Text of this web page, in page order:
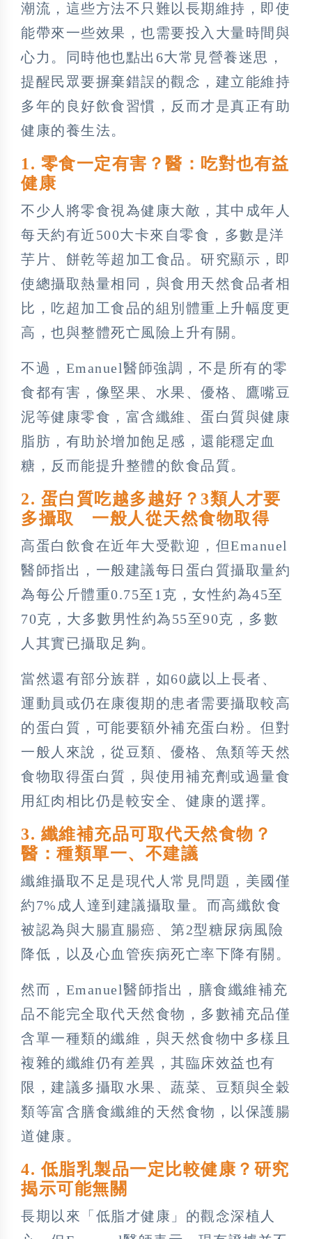
潮流，這些方法不只難以長期維持，即使
能帶來一些效果，也需要投入大量時間與
心力。同時他也點出6大常見營養迷思，
提醒民眾要摒棄錯誤的觀念，建立能維持
多年的良好飲食習慣，反而才是真正有助
健康的養生法。
1. 零食一定有害？醫：吃對也有益
健康
不少人將零食視為健康大敵，其中成年人
每天約有近500大卡來自零食，多數是洋
芋片、餅乾等超加工食品。研究顯示，即
使總攝取熱量相同，與食用天然食品者相
比，吃超加工食品的組別體重上升幅度更
高，也與整體死亡風險上升有關。
不過，Emanuel醫師強調，不是所有的零
食都有害，像堅果、水果、優格、鷹嘴豆
泥等健康零食，富含纖維、蛋白質與健康
脂肪，有助於增加飽足感，還能穩定血
糖，反而能提升整體的飲食品質。
2. 蛋白質吃越多越好？3類人才要
多攝取 一般人從天然食物取得
高蛋白飲食在近年大受歡迎，但Emanuel
醫師指出，一般建議每日蛋白質攝取量約
為每公斤體重0.75至1克，女性約為45至
70克，大多數男性約為55至90克，多數
人其實已攝取足夠。
當然還有部分族群，如60歲以上長者、
運動員或仍在康復期的患者需要攝取較高
的蛋白質，可能要額外補充蛋白粉。但對
一般人來說，從豆類、優格、魚類等天然
食物取得蛋白質，與使用補充劑或過量食
用紅肉相比仍是較安全、健康的選擇。
3. 纖維補充品可取代天然食物？
醫：種類單一、不建議
纖維攝取不足是現代人常見問題，美國僅
約7%成人達到建議攝取量。而高纖飲食
被認為與大腸直腸癌、第2型糖尿病風險
降低，以及心血管疾病死亡率下降有關。
然而，Emanuel醫師指出，膳食纖維補充
品不能完全取代天然食物，多數補充品僅
含單一種類的纖維，與天然食物中多樣且
複雜的纖維仍有差異，其臨床效益也有
限，建議多攝取水果、蔬菜、豆類與全穀
類等富含膳食纖維的天然食物，以保護腸
道健康。
4. 低脂乳製品一定比較健康？研究
揭示可能無關
長期以來「低脂才健康」的觀念深植人